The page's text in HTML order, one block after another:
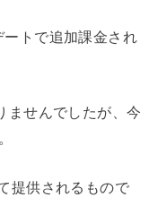
トで追加課金され
ませんでしたが、今
提供されるもので